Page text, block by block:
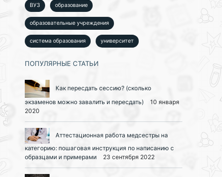
ВУЗ образование
образовательные учреждения
система образования университет
ПОПУЛЯРНЫЕ СТАТЬИ
Как пересдать сессию? (сколько
экзаменов можно завалить и пересдать)
10 января
2020
Аттестационная работа медсестры на
категорию: пошаговая инструкция по написанию с
образцами и примерами
23 сентября 2022